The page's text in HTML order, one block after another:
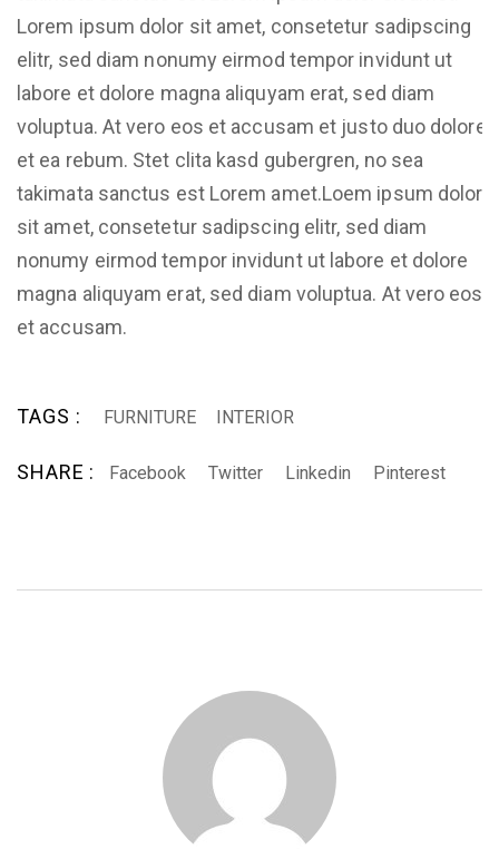
Lorem ipsum dolor sit amet, consetetur sadipscing
elitr, sed diam nonumy eirmod tempor invidunt ut
labore et dolore magna aliquyam erat, sed diam
voluptua. At vero eos et accusam et justo duo dolores
et ea rebum. Stet clita kasd gubergren, no sea
takimata sanctus est Lorem amet.Loem ipsum dolor
sit amet, consetetur sadipscing elitr, sed diam
nonumy eirmod tempor invidunt ut labore et dolore
magna aliquyam erat, sed diam voluptua. At vero eos
et accusam.
TAGS : FURNITURE INTERIOR
SHARE : Facebook Twitter Linkedin Pinterest